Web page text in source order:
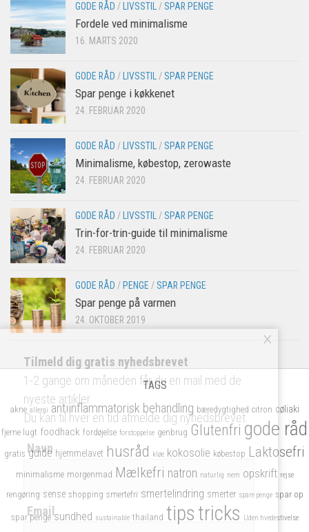
GODE RÅD / LIVSSTIL / SPAR PENGE
Fordele ved minimalisme
16. MARTS 2020
GODE RÅD / LIVSSTIL / SPAR PENGE
Spar penge i køkkenet
24. FEBRUAR 2020
GODE RÅD / LIVSSTIL / SPAR PENGE
Minimalisme, købestop, zerowaste
24. FEBRUAR 2020
GODE RÅD / LIVSSTIL / SPAR PENGE
Trin-for-trin-guide til minimalisme
24. FEBRUAR 2020
GODE RÅD / PENGE / SPAR PENGE
Spar penge på varmen
24. OKTOBER 2019
TAGS
akne allergi antiinflammatorisk behandling bæredygtighed citron cøliaki
fjerne lugt foodhack fordøjelse forstoppelse genbrug Glutenfri gode råd
gratis guide hjemmelavet husråd kløe kokosolie købestop Laktosefri
minimalisme morgenmad Mælkefri natron naturlig nem opskrift rejse
rengøring sense shopping smertefri smertelindring smerter spare penge spar op
spar penge sundhed sustainable thailand tipstricks Uden hvedestivelse
Tilmeld dig gratis nyhedsbrevet
1-2 gange om måneden får du en mail med de
nyeste artikler.
Du kan til hver en tid afmelde dig nyhedsbrevet.
Navn
Email
×